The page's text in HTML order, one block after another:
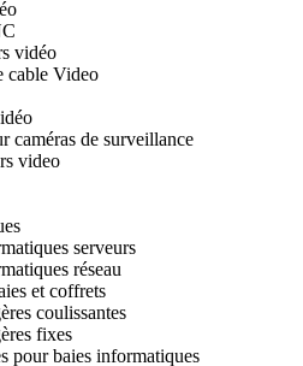
vidéo
cable Video
caméras de surveillance
video
serveurs
réseau
et coffrets
coulissantes
fixes
pour baies informatiques